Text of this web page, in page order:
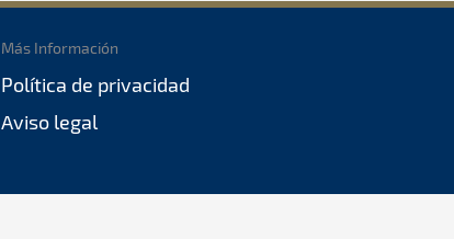
Más Información
Política de privacidad
Aviso legal